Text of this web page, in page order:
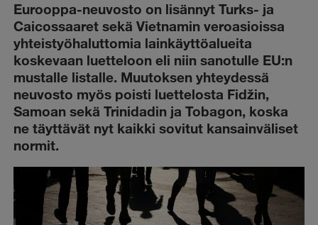
Eurooppa-neuvosto on lisännyt Turks- ja
Caicossaaret sekä Vietnamin veroasioissa
yhteistyöhaluttomia lainkäyttöalueita
koskevaan luetteloon eli niin sanotulle EU:n
mustalle listalle. Muutoksen yhteydessä
neuvosto myös poisti luettelosta Fidžin,
Samoan sekä Trinidadin ja Tobagon, koska
ne täyttävät nyt kaikki sovitut kansainväliset
normit.